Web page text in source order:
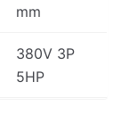
mm
380V 3P
5HP